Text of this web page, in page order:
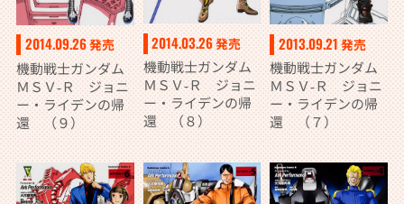
2014.09.26発売
機動戦士ガンダム
ＭＳＶ‐Ｒ ジョニ
ー・ライデンの帰
還 （９）
2014.03.26発売
機動戦士ガンダム
ＭＳＶ‐Ｒ ジョニ
ー・ライデンの帰
還 （８）
2013.09.21 発売
機動戦士ガンダム
ＭＳＶ‐Ｒ ジョニ
ー・ライデンの帰
還 （７）